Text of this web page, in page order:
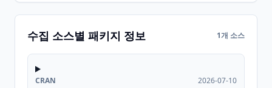
수집 소스별 패키지 정보 1개 소스
CRAN 2026-07-10